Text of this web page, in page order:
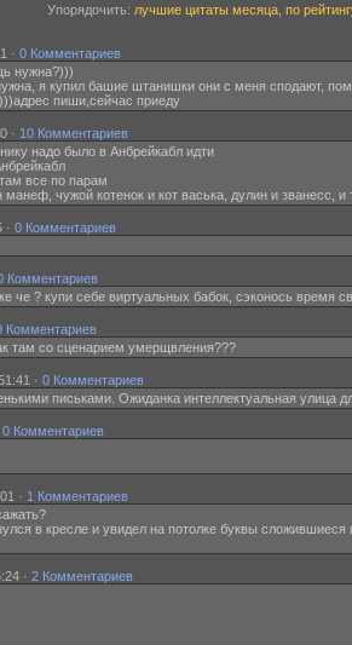
Упорядочить: лучшие цитаты месяца по
· 0 Комментариев
нужна?)))
я купил башие штанишки они с меня сподают,
пиши,сейчас приеду
· 10 Комментариев
надо было в Анбрейкабл идти
все по парам
чужой котенок и кот васька, дулин и званесс, и
· 0 Комментариев
Комментариев
? купи себе виртуальных бабок, сэконось время
Комментариев
там со сценарием умерщвления???
· 0 Комментариев
письками. Ожиданка интеллектуальная улица
0 Комментариев
· 1 Комментариев
в кресле и увидел на потолке буквы
· 2 Комментариев